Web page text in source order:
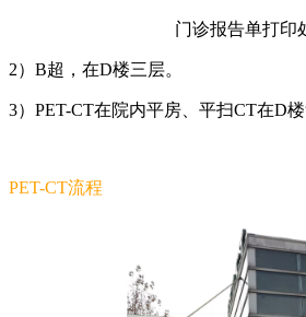
门诊报告单打印
2）B超，在D楼三层。
3）PET-CT在院内平房、平扫CT在D楼
PET-CT流程